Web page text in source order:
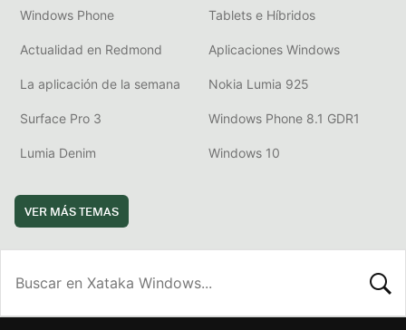
Windows Phone Tablets e Híbridos
Actualidad en Redmond Aplicaciones Windows
La aplicación de la semana Nokia Lumia 925
Surface Pro 3 Windows Phone 8.1 GDR1
Lumia Denim Windows 10
VER MÁS TEMAS